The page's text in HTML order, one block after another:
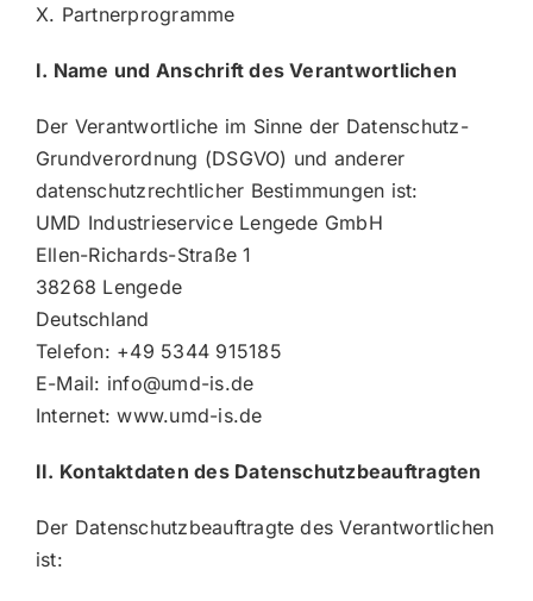
X. Partnerprogramme
I. Name und Anschrift des Verantwortlichen
Der Verantwortliche im Sinne der Datenschutz-
Grundverordnung (DSGVO) und anderer
datenschutzrechtlicher Bestimmungen ist:
UMD Industrieservice Lengede GmbH
Ellen-Richards-Straße 1
38268 Lengede
Deutschland
Telefon: +49 5344 915185
E-Mail: info@umd-is.de
Internet: www.umd-is.de
II. Kontaktdaten des Datenschutzbeauftragten
Der Datenschutzbeauftragte des Verantwortlichen
ist: